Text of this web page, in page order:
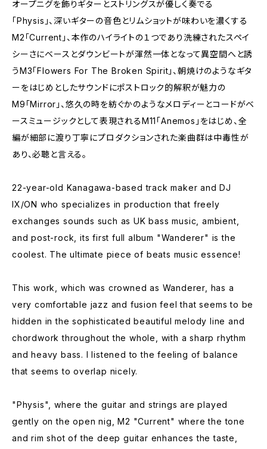
オープニグを飾りギターとストリングスが優しく奏でる
「Physis」、深いギターの音色とリムショットが味わいを濃くする
M2「Current」、本作のハイライトの１つであり洗練されたスペイ
シーさにベースとダウンビートが渾然一体となって異空間へと誘
うM3「Flowers For The Broken Spirit」、朝焼けのようなギタ
ーをはじめとしたサウンドにポストロック的解釈が魅力の
M9「Mirror」、悠久の時を紡ぐかのようなメロディーとコードがベ
ースミュージックとして表現されるM11「Anemos」をはじめ、全
編が細部に渡り丁寧にプロダクションされた楽曲群は中毒性が
あり、必聴と言える。
22-year-old Kanagawa-based track maker and DJ
IX/ON who specializes in production that freely
exchanges sounds such as UK bass music, ambient,
and post-rock, its first full album "Wanderer" is the
coolest. The ultimate piece of beats music essence!
This work, which was crowned as Wanderer, has a
very comfortable jazz and fusion feel that seems to be
hidden in the sophisticated beautiful melody line and
chordwork throughout the whole, with a sharp rhythm
and heavy bass. I listened to the feeling of balance
that seems to overlap nicely.
"Physis", where the guitar and strings are played
gently on the open nig, M2 "Current" where the tone
and rim shot of the deep guitar enhances the taste,